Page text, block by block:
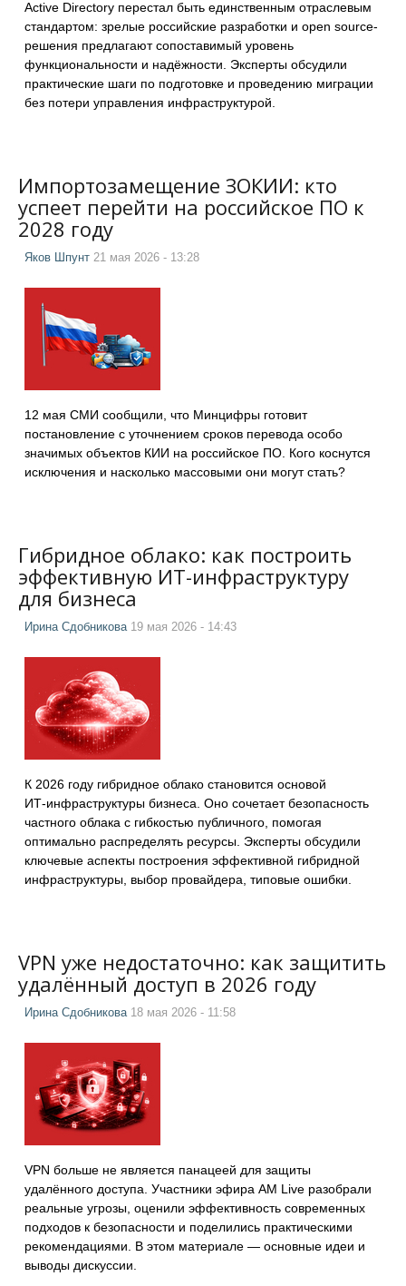
Active Directory перестал быть единственным отраслевым
стандартом: зрелые российские разработки и open source-
решения предлагают сопоставимый уровень
функциональности и надёжности. Эксперты обсудили
практические шаги по подготовке и проведению миграции
без потери управления инфраструктурой.
Импортозамещение ЗОКИИ: кто
успеет перейти на российское ПО к
2028 году
Яков Шпунт 21 мая 2026 - 13:28
12 мая СМИ сообщили, что Минцифры готовит
постановление с уточнением сроков перевода особо
значимых объектов КИИ на российское ПО. Кого коснутся
исключения и насколько массовыми они могут стать?
Гибридное облако: как построить
эффективную ИТ-инфраструктуру
для бизнеса
Ирина Сдобникова19 мая 2026 - 14:43
К 2026 году гибридное облако становится основой
ИТ‑инфраструктуры бизнеса. Оно сочетает безопасность
частного облака с гибкостью публичного, помогая
оптимально распределять ресурсы. Эксперты обсудили
ключевые аспекты построения эффективной гибридной
инфраструктуры, выбор провайдера, типовые ошибки.
VPN уже недостаточно: как защитить
удалённый доступ в 2026 году
Ирина Сдобникова18 мая 2026 - 11:58
VPN больше не является панацеей для защиты
удалённого доступа. Участники эфира AM Live разобрали
реальные угрозы, оценили эффективность современных
подходов к безопасности и поделились практическими
рекомендациями. В этом материале — основные идеи и
выводы дискуссии.